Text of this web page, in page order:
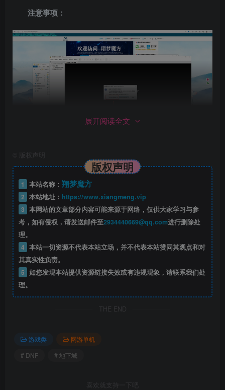
注意事项：
以下为游戏截图：
展开阅读全文
版权声明
版权声明
1 本站名称： 翔梦魔方
2 本站地址： https://www.xiangmeng.vip
3 本网站的文章部分内容可能来源于网络，仅供大家学习与参
考，如有侵权，请发送邮件至2934440669@qq.com进行删除处
理。
4 本站一切资源不代表本站立场，并不代表本站赞同其观点和对
其真实性负责。
5 如您发现本站提供资源链接失效或有违规现象，请联系我们处
理。
THE END
游戏类
网游单机
# DNF
# 地下城
喜欢就支持一下吧